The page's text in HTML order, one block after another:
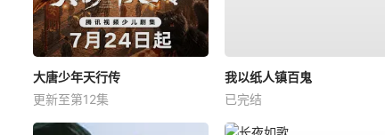
大唐少年天行传
更新至第12集
我以纸人镇百鬼
已完结